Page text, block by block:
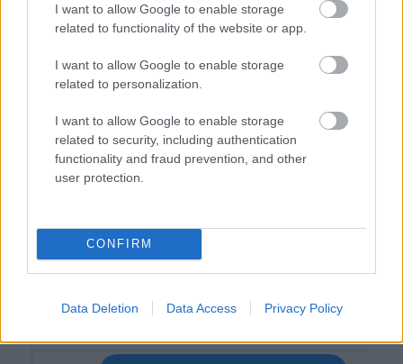
I want to allow Google to enable storage
related to functionality of the website or app.
I want to allow Google to enable storage
related to personalization.
I want to allow Google to enable storage
related to security, including authentication
functionality and fraud prevention, and other
user protection.
CONFIRM
Data Deletion Data Access Privacy Policy